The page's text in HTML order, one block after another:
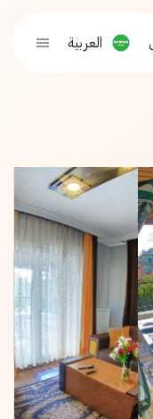
العربية